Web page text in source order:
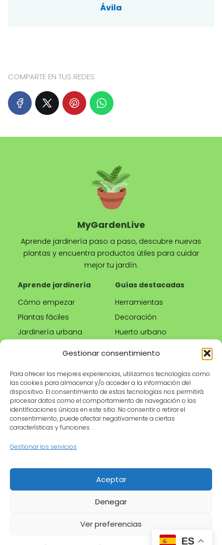
Gestionar consentimiento
Para ofrecer las mejores experiencias, utilizamos tecnologías como
las cookies para almacenar y/o acceder a la información del
dispositivo. El consentimiento de estas tecnologías nos permitirá
procesar datos como el comportamiento de navegación o las
identificaciones únicas en este sitio. No consentir o retirar el
consentimiento, puede afectar negativamente a ciertas
características y funciones.
Gestionar los servicios
Aceptar
Denegar
Ver preferencias
Ávila
COMPARTE EN TUS REDES
MyGardenLive
Aprende jardinería paso a paso, descubre nuevas
plantas y encuentra productos útiles para cuidar
mejor tu jardín.
Aprende jardinería
Cómo empezar
Plantas fáciles
Jardinería urbana
Guías destacadas
Herramientas
Decoración
Huerto urbano
Tienda
Productos
recomendados
Herramientas de
Riego
Información legal
Aviso legal
Política de privacidad
© 2026 MyGardenLive · Cultivando pasión por la
jardinería 🌿
ES